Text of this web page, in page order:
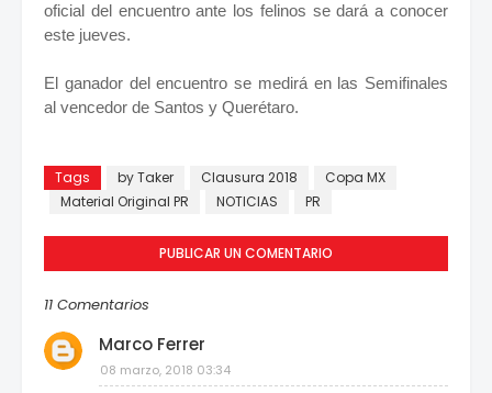
oficial del encuentro ante los felinos se dará a conocer
este jueves.
El ganador del encuentro se medirá en las Semifinales
al vencedor de Santos y Querétaro.
Tags by Taker Clausura 2018
Copa MX
Material Original PR
NOTICIAS PR
PUBLICAR UN COMENTARIO
11 Comentarios
Marco Ferrer
08 marzo, 2018 03:34